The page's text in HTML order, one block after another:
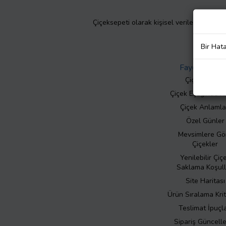
Çiçeksepeti olarak kişisel verilerinizin
Faydalı Bilgiler
Çiçek Bakımı
Çiçek Eşliğinde
Çiçek
Özel Günler
Mevsimlere
Çiçekler
Yenilebilir
Saklama
Site Haritası
Ürün Sıralama
Teslimat
Sipariş
Bir